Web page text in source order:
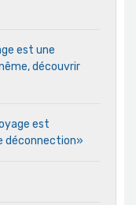
est une
découvrir
est
déconnection»